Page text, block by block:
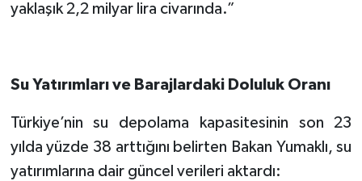
yaklaşık 2,2 milyar lira civarında.”
Su Yatırımları ve Barajlardaki Doluluk Oranı
Türkiye’nin su depolama kapasitesinin son 23
yılda yüzde 38 arttığını belirten Bakan Yumaklı, su
yatırımlarına dair güncel verileri aktardı: